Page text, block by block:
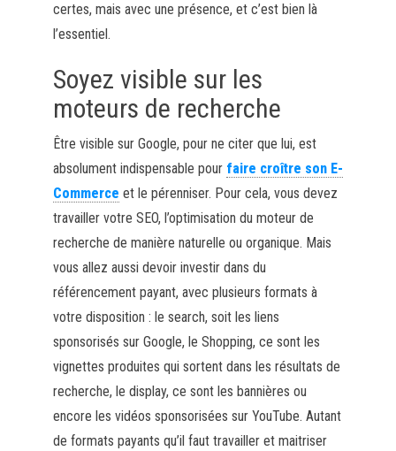
certes, mais avec une présence, et c’est bien là
l’essentiel.
Soyez visible sur les
moteurs de recherche
Être visible sur Google, pour ne citer que lui, est
absolument indispensable pour faire croître son E-
Commerce et le pérenniser. Pour cela, vous devez
travailler votre SEO, l’optimisation du moteur de
recherche de manière naturelle ou organique. Mais
vous allez aussi devoir investir dans du
référencement payant, avec plusieurs formats à
votre disposition : le search, soit les liens
sponsorisés sur Google, le Shopping, ce sont les
vignettes produites qui sortent dans les résultats de
recherche, le display, ce sont les bannières ou
encore les vidéos sponsorisées sur YouTube. Autant
de formats payants qu’il faut travailler et maitriser